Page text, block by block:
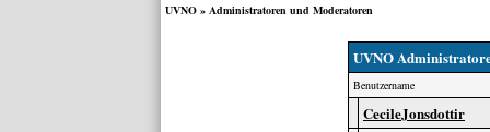
UVNO » Administratoren und Moderatoren
UVNO
Benutzername
CecileJonsdottir